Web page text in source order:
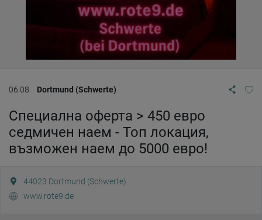
06.08. Dortmund (Schwerte)
Специална оферта > 450 евро
седмичен наем - Топ локация,
възможен наем до 5000 евро!
44023 Dortmund (Schwerte)
www.rote9.de